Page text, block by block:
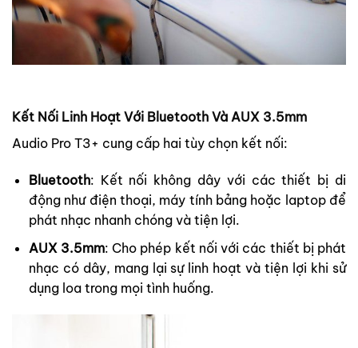
Kết Nối Linh Hoạt Với Bluetooth Và AUX 3.5mm
Audio Pro T3+ cung cấp hai tùy chọn kết nối:
Bluetooth: Kết nối không dây với các thiết bị di
động như điện thoại, máy tính bảng hoặc laptop để
phát nhạc nhanh chóng và tiện lợi.
AUX 3.5mm: Cho phép kết nối với các thiết bị phát
nhạc có dây, mang lại sự linh hoạt và tiện lợi khi sử
dụng loa trong mọi tình huống.